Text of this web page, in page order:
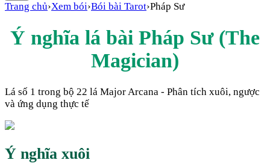
Trang chủ›Xem bói›Bói bài Tarot›Pháp Sư
Ý nghĩa lá bài Pháp Sư(The
Magician)
Lá số 1 trong bộ 22 lá Major Arcana - Phân tích xuôi, ngược
và ứng dụng thực tế
Ý nghĩa xuôi